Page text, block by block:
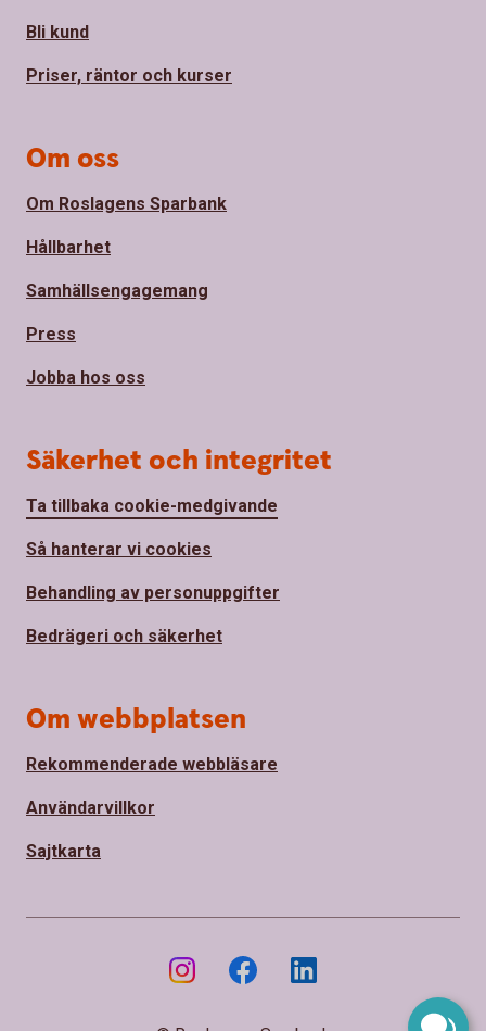
Bli kund
Priser, räntor och kurser
Om oss
Om Roslagens Sparbank
Hållbarhet
Samhällsengagemang
Press
Jobba hos oss
Säkerhet och integritet
Ta tillbaka cookie-medgivande
Så hanterar vi cookies
Behandling av personuppgifter
Bedrägeri och säkerhet
Om webbplatsen
Rekommenderade webbläsare
Användarvillkor
Sajtkarta